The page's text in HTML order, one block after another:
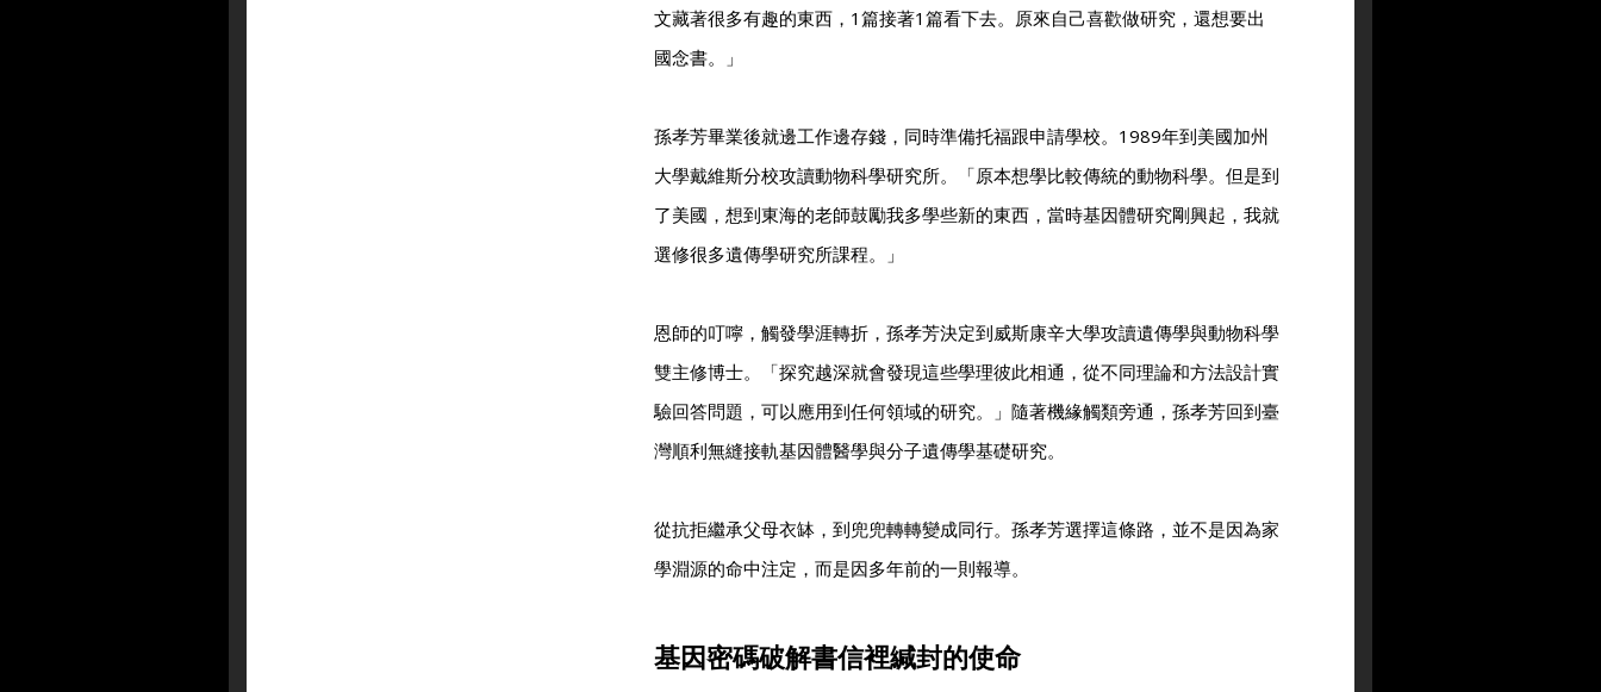
文藏著很多有趣的東西，1篇接著1篇看下去。原來自己喜歡做研究，還想要出
國念書。」
孫孝芳畢業後就邊工作邊存錢，同時準備托福跟申請學校。1989年到美國加州
大學戴維斯分校攻讀動物科學研究所。「原本想學比較傳統的動物科學。但是到
了美國，想到東海的老師鼓勵我多學些新的東西，當時基因體研究剛興起，我就
選修很多遺傳學研究所課程。」
恩師的叮嚀，觸發學涯轉折，孫孝芳決定到威斯康辛大學攻讀遺傳學與動物科學
雙主修博士。「探究越深就會發現這些學理彼此相通，從不同理論和方法設計實
驗回答問題，可以應用到任何領域的研究。」隨著機緣觸類旁通，孫孝芳回到臺
灣順利無縫接軌基因體醫學與分子遺傳學基礎研究。
從抗拒繼承父母衣缽，到兜兜轉轉變成同行。孫孝芳選擇這條路，並不是因為家
學淵源的命中注定，而是因多年前的一則報導。
基因密碼破解書信裡緘封的使命